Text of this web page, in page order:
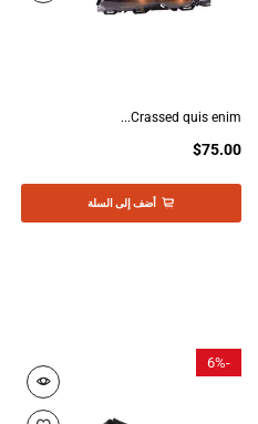
Crassed quis enim...
$75.00
أضف إلى السلة
-
6%